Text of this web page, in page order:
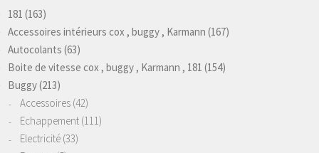
181 (163)
Accessoires intérieurs cox , buggy , Karmann (167)
Autocolants (63)
Boite de vitesse cox , buggy , Karmann , 181 (154)
Buggy(213)
Accessoires (42)
Echappement (111)
Electricité (33)